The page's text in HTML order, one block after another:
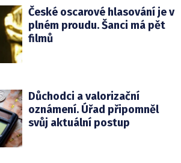
České oscarové hlasování je v
plném proudu. Šanci má pět
filmů
Důchodci a valorizační
oznámení. Úřad připomněl
svůj aktuální postup